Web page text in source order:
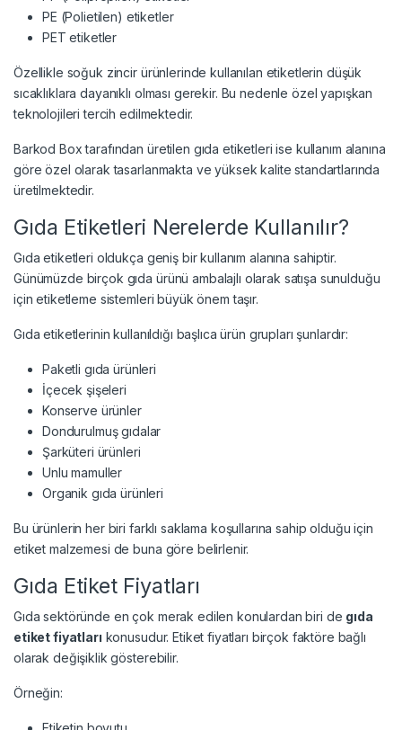
PE (Polietilen) etiketler
PET etiketler
Özellikle soğuk zincir ürünlerinde kullanılan etiketlerin düşük
sıcaklıklara dayanıklı olması gerekir. Bu nedenle özel yapışkan
teknolojileri tercih edilmektedir.
Barkod Box tarafından üretilen gıda etiketleri ise kullanım alanına
göre özel olarak tasarlanmakta ve yüksek kalite standartlarında
üretilmektedir.
Gıda Etiketleri Nerelerde Kullanılır?
Gıda etiketleri oldukça geniş bir kullanım alanına sahiptir.
Günümüzde birçok gıda ürünü ambalajlı olarak satışa sunulduğu
için etiketleme sistemleri büyük önem taşır.
Gıda etiketlerinin kullanıldığı başlıca ürün grupları şunlardır:
Paketli gıda ürünleri
İçecek şişeleri
Konserve ürünler
Dondurulmuş gıdalar
Şarküteri ürünleri
Unlu mamuller
Organik gıda ürünleri
Bu ürünlerin her biri farklı saklama koşullarına sahip olduğu için
etiket malzemesi de buna göre belirlenir.
Gıda Etiket Fiyatları
Gıda sektöründe en çok merak edilen konulardan biri de gıda
etiket fiyatları konusudur. Etiket fiyatları birçok faktöre bağlı
olarak değişiklik gösterebilir.
Örneğin: